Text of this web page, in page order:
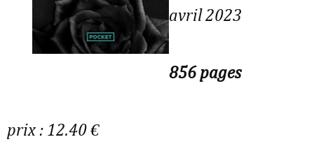
avril 2023
856 pages
prix : 12.40 €